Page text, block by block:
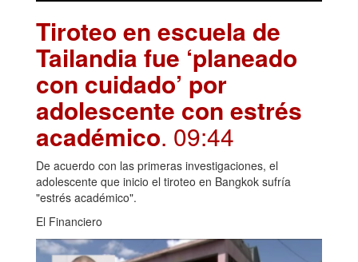
Tiroteo en escuela de
Tailandia fue ‘planeado
con cuidado’ por
adolescente con estrés
académico. 09:44
De acuerdo con las primeras investigaciones, el
adolescente que inicio el tiroteo en Bangkok sufría
"estrés académico".
El Financiero